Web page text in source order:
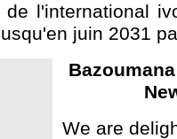
l'international
juin 2031
We are